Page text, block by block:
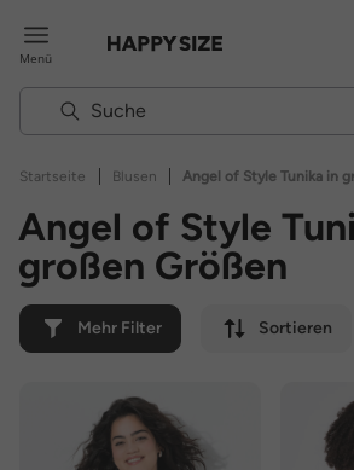
Menü
Startseite | Blusen | Angel of Style Tunika in
Angel of Style
großen Größen
Mehr Filter Sortieren